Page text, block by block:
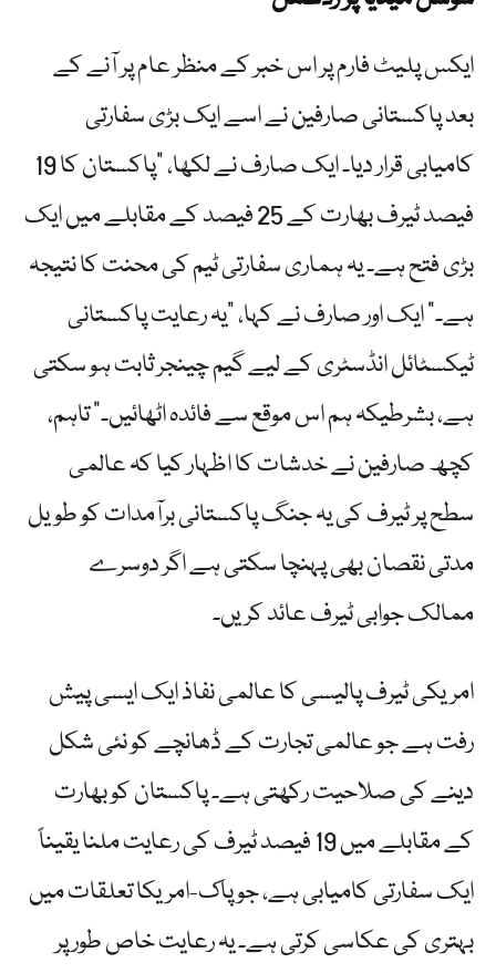
ایکس پلیٹ فارم پر اس خبر کے منظر عام پر آنے کے
بعد پاکستانی صارفین نے اسے ایک بڑی سفارتی
کامیابی قرار دیا۔ ایک صارف نے لکھا، "پاکستان کا 19
فیصد ٹیرف بھارت کے 25 فیصد کے مقابلے میں ایک
بڑی فتح ہے۔ یہ ہماری سفارتی ٹیم کی محنت کا نتیجہ
ہے۔” ایک اور صارف نے کہا، "یہ رعایت پاکستانی
ٹیکسٹائل انڈسٹری کے لیے گیم چینجر ثابت ہو سکتی
ہے، بشرطیکہ ہم اس موقع سے فائدہ اٹھائیں۔” تاہم،
کچھ صارفین نے خدشات کا اظہار کیا کہ عالمی
سطح پر ٹیرف کی یہ جنگ پاکستانی برآمدات کو طویل
مدتی نقصان بھی پہنچا سکتی ہے اگر دوسرے
ممالک جوابی ٹیرف عائد کریں۔
امریکی ٹیرف پالیسی کا عالمی نفاذ ایک ایسی پیش
رفت ہے جو عالمی تجارت کے ڈھانچے کو نئی شکل
دینے کی صلاحیت رکھتی ہے۔ پاکستان کو بھارت
کے مقابلے میں 19 فیصد ٹیرف کی رعایت ملنا یقیناً
ایک سفارتی کامیابی ہے، جو پاک-امریکا تعلقات میں
بہتری کی عکاسی کرتی ہے۔ یہ رعایت خاص طور پر